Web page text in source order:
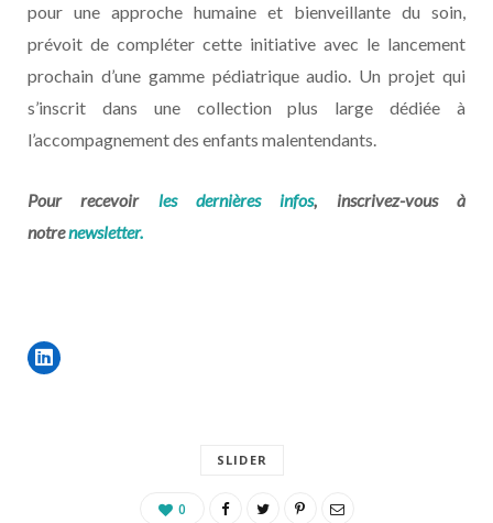
pour une approche humaine et bienveillante du soin,
prévoit de compléter cette initiative avec le lancement
prochain d’une gamme pédiatrique audio. Un projet qui
s’inscrit dans une collection plus large dédiée à
l’accompagnement des enfants malentendants.
Pour recevoir les dernières infos, inscrivez-vous à
notrenewsletter.
SLIDER
0